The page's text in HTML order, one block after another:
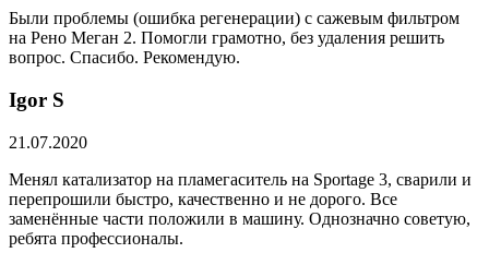
Были проблемы (ошибка регенерации) с сажевым фильтром
на Рено Меган 2. Помогли грамотно, без удаления решить
вопрос. Спасибо. Рекомендую.
​Igor S
21.07.2020
Менял катализатор на пламегаситель на Sportage 3, сварили и
перепрошили быстро, качественно и не дорого. Все
заменённые части положили в машину. Однозначно советую,
ребята профессионалы.